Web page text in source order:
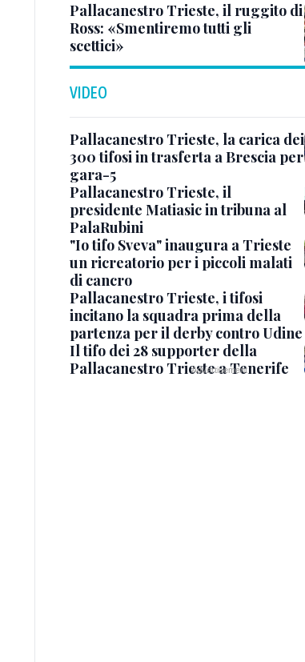
Pallacanestro Trieste, il ruggito di
Ross: «Smentiremo tutti gli
scettici»
VIDEO
Pallacanestro Trieste, la carica dei
300 tifosi in trasferta a Brescia per
gara-5
Pallacanestro Trieste, il
presidente Matiasic in tribuna al
PalaRubini
"Io tifo Sveva" inaugura a Trieste
un ricreatorio per i piccoli malati
di cancro
Pallacanestro Trieste, i tifosi
incitano la squadra prima della
partenza per il derby contro Udine
Il tifo dei 28 supporter della
Pallacanestro Trieste a Tenerife